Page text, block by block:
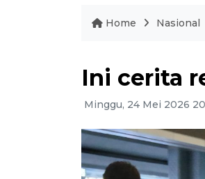
Home Nasional
Ini cerita
Minggu, 24 Mei 2026